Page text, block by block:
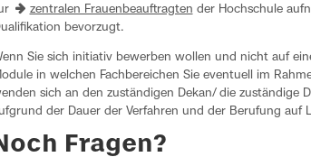
zentralen Frauenbeauftragten der Hochschule
bevorzugt.
Sie sich initiativ bewerben wollen und nicht auf
in welchen Fachbereichen Sie eventuell im
sich an den zuständigen Dekan/ die zuständige
der Dauer der Verfahren und der Berufung auf
Fragen?